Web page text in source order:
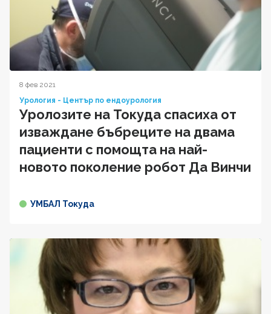
8 фев 2021
Урология - Център по ендоурология
Уролозите на Токуда спасиха от
изваждане бъбреците на двама
пациенти с помощта на най-
новото поколение робот Да Винчи
УМБАЛ Токуда